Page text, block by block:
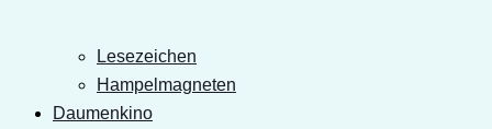
Lesezeichen
Hampelmagneten
Daumenkino